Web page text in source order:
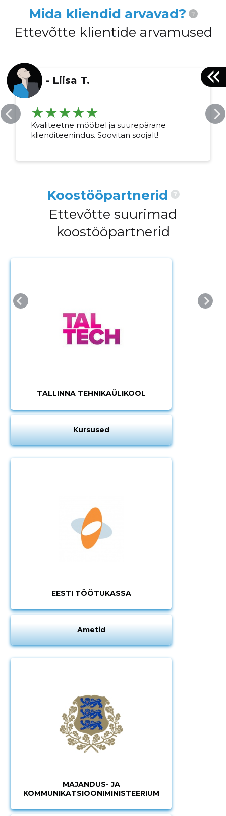
Mida kliendid arvavad? ?
Ettevõtte klientide arvamused
- Liisa T.
Kvaliteetne mööbel ja suurepärane
klienditeenindus. Soovitan soojalt!
Koostööpartnerid ?
Ettevõtte suurimad
koostööpartnerid
TALLINNA TEHNIKAÜLIKOOL
Kursused
EESTI TÖÖTUKASSA
Ametid
MAJANDUS- JA
KOMMUNIKATSIOONIMINISTEERIUM
Muuda pildi